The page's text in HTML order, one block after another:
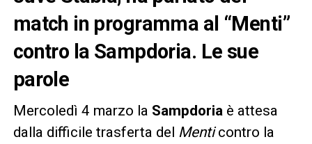
match in programma al “Menti”
contro la Sampdoria. Le sue
parole
Mercoledì 4 marzo la Sampdoria è attesa
dalla difficile trasferta del Menticontro la